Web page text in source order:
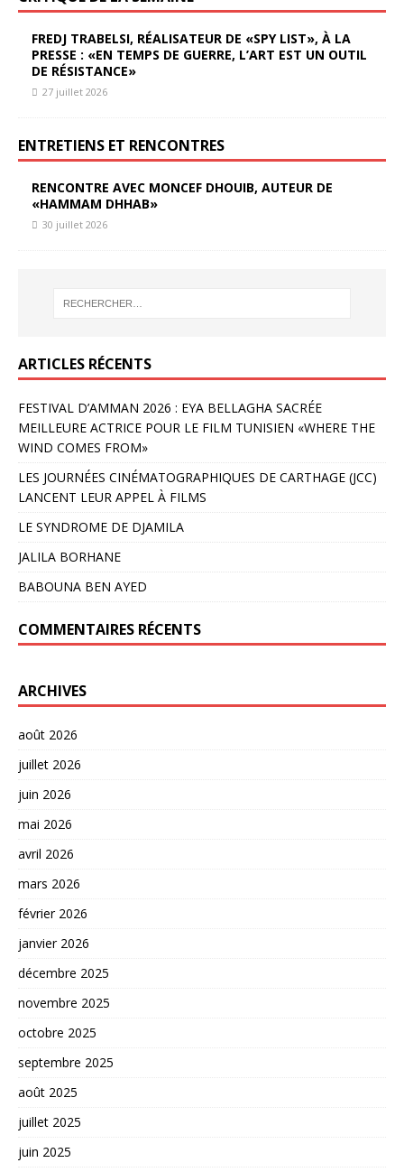
FREDJ TRABELSI, RÉALISATEUR DE «SPY LIST», À LA
PRESSE : «EN TEMPS DE GUERRE, L’ART EST UN OUTIL
DE RÉSISTANCE»
27 juillet 2026
ENTRETIENS ET RENCONTRES
RENCONTRE AVEC MONCEF DHOUIB, AUTEUR DE
«HAMMAM DHHAB»
30 juillet 2026
ARTICLES RÉCENTS
FESTIVAL D’AMMAN 2026 : EYA BELLAGHA SACRÉE
MEILLEURE ACTRICE POUR LE FILM TUNISIEN «WHERE THE
WIND COMES FROM»
LES JOURNÉES CINÉMATOGRAPHIQUES DE CARTHAGE (JCC)
LANCENT LEUR APPEL À FILMS
LE SYNDROME DE DJAMILA
JALILA BORHANE
BABOUNA BEN AYED
COMMENTAIRES RÉCENTS
ARCHIVES
août 2026
juillet 2026
juin 2026
mai 2026
avril 2026
mars 2026
février 2026
janvier 2026
décembre 2025
novembre 2025
octobre 2025
septembre 2025
août 2025
juillet 2025
juin 2025